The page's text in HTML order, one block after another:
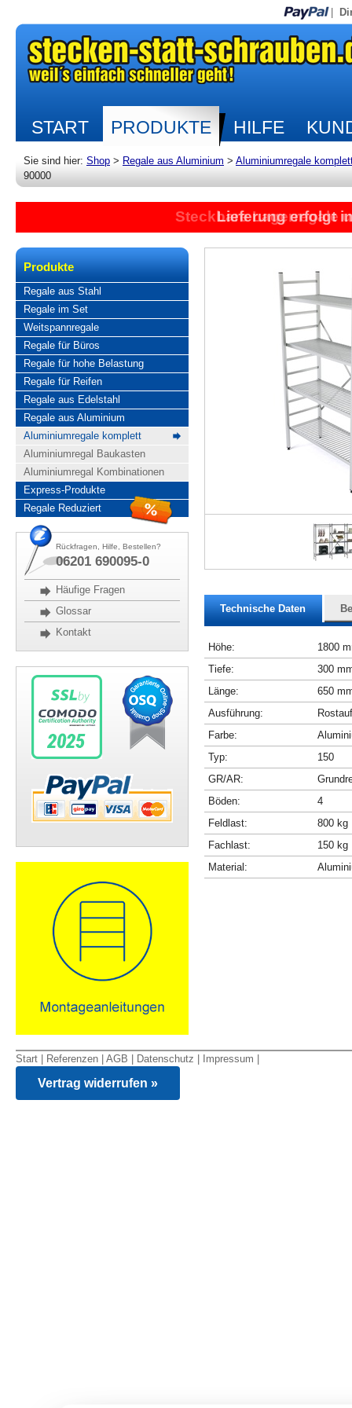
START PRODUKTE HILFE
Sie sind hier: Shop > Regale aus Aluminium > Aluminiumregale
90000
Steckbare Lagerregale
Lieferung erfolgt
Produkte
Regale aus Stahl
Regale im Set
Weitspannregale
Regale für Büros
Regale für hohe Belastung
Regale für Reifen
Regale aus Edelstahl
Regale aus Aluminium
Aluminiumregale komplett
Aluminiumregal Baukasten
Aluminiumregal Kombinationen
Express-Produkte
Regale Reduziert
Rückfragen, Hilfe, Bestellen?
06201 690095-0
Häufige Fragen
Glossar
Kontakt
Technische Daten
Höhe:
1800
Tiefe:
300
Länge:
650
Ausführung:
Farbe:
Typ:
150
GR/AR:
Böden:
4
Feldlast:
800 kg
Fachlast:
150 kg
Material:
Start Referenzen AGB Datenschutz Impressum
Vertrag widerrufen »